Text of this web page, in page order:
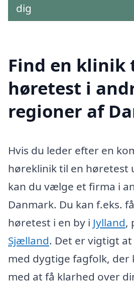
dig
Find en klinik
høretest i
regioner af
Hvis du leder efter en
høreklinik til en høretest
kan du vælge et firma i
Danmark. Du kan f.eks.
høretest i en by i Jylland,
Sjælland. Det er vigtigt
med dygtige fagfolk, der
med at få klarhed over